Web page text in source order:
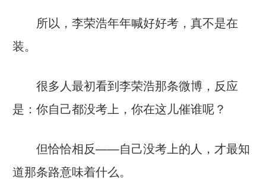
所以，李荣浩年年喊好好考，真不是在
装。
很多人最初看到李荣浩那条微博，反应
是：你自己都没考上，你在这儿催谁呢？
但恰恰相反——自己没考上的人，才最知
道那条路意味着什么。